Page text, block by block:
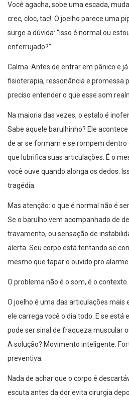
Você agacha, sobe uma escada,
crec, cloc, tac!. O joelho parece uma
surge a dúvida: “isso é normal ou
enferrujado?”.
Calma. Antes de entrar em pânico e
fisioterapia, ressonância e promessa
preciso entender o que esse som
Na maioria das vezes, o estalo é
Sabe aquele barulhinho? Ele
de ar se formam e se rompem dentro
que lubrifica suas articulações. É o
você ouve quando alonga os dedos.
tragédia.
Mas atenção: o que é normal não é
Se o barulho vem acompanhado de
travamento, ou sensação de
alerta. Seu corpo está tentando se
mesmo que tapar o ouvido pro
O problema não é o som, é o contexto.
O joelho é uma das articulações mais
ele carrega você o dia todo. E se está
pode ser sinal de fraqueza muscular
A solução? Movimento inteligente.
preventiva.
Nada de achar que o corpo é
escuta antes da dor evita cirurgia